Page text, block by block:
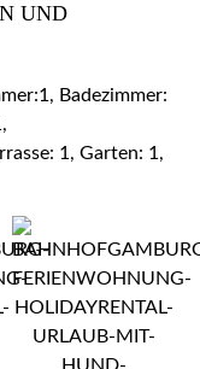
L
Badezimmer:
1, Garten: 1,